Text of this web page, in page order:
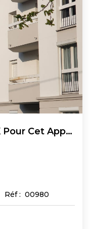
EXCLUSIVITE COMEBACK Pour Cet Appartement Chantilly 4...
Réf : 00980